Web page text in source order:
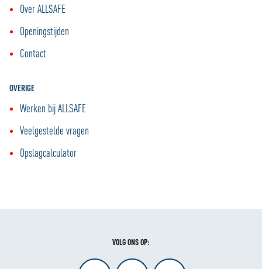
Over ALLSAFE
Openingstijden
Contact
OVERIGE
Werken bij ALLSAFE
Veelgestelde vragen
Opslagcalculator
VOLG ONS OP: